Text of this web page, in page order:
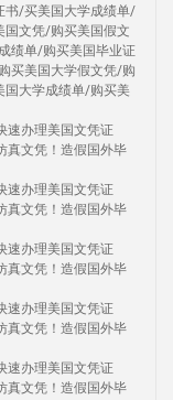
书/买美国大学成绩单/
文凭/购买美国假文
绩单/购买美国毕业证
买美国大学假文凭/购
国大学成绩单/购买美
速办理美国文凭证
真文凭！造假国外毕
速办理美国文凭证
真文凭！造假国外毕
速办理美国文凭证
真文凭！造假国外毕
速办理美国文凭证
真文凭！造假国外毕
速办理美国文凭证
真文凭！造假国外毕